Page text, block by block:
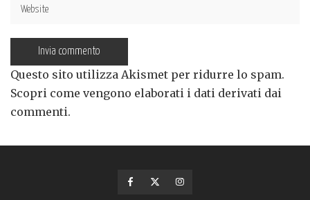
Questo sito utilizza Akismet per ridurre lo spam.
Scopri come vengono elaborati i dati derivati dai
commenti.